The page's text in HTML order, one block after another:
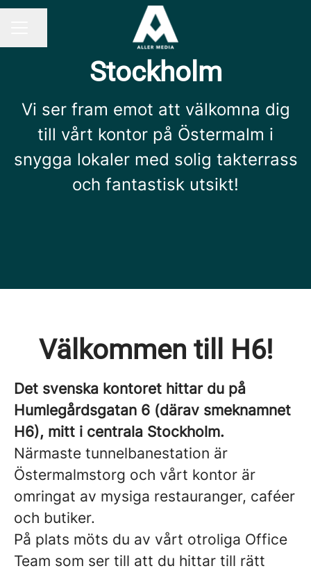
Stockholm
Vi ser fram emot att välkomna dig
till vårt kontor på Östermalm i
snygga lokaler med solig takterrass
och fantastisk utsikt!
Välkommen till H6!
Det svenska kontoret hittar du på
Humlegårdsgatan 6 (därav smeknamnet
H6), mitt i centrala Stockholm.
Närmaste tunnelbanestation är
Östermalmstorg och vårt kontor är
omringat av mysiga restauranger, caféer
och butiker.
På plats möts du av vårt otroliga Office
Team som ser till att du hittar till rätt